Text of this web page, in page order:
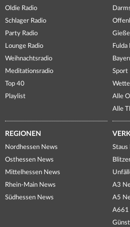
Oldie Radio
Schlager Radio
Party Radio
Lounge Radio
Weihnachtsradio
Meditationsradio
Top 40
Playlist
Fulda
Sport
Alle
Alle
REGIONEN
Nordhessen News
Osthessen News
Mittelhessen News
Rhein-Main News
Südhessen News
Staus
A3
A5
A661